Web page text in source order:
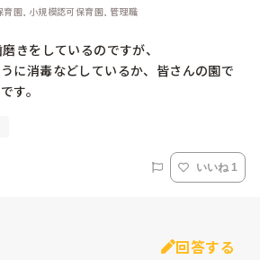
園, 小規模認可保育園, 管理職
きをしているのですが、
に消毒などしているか、皆さんの園で
す。
いいね 1
回答する